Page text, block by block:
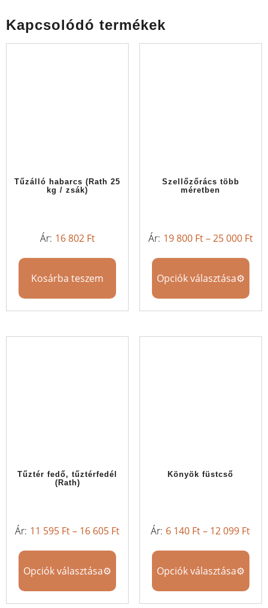
Kapcsolódó termékek
Tűzálló habarcs (Rath 25
kg / zsák)
16 802 Ft
Kosárba teszem
Szellőzőrács több
méretben
19 800 Ft–25 000 Ft
Opciók választása
Tűztér fedő, tűztérfedél
(Rath)
11 595 Ft– 16 605 Ft
Opciók választása
Könyök füstcső
6 140 Ft– 12 099 Ft
Opciók választása